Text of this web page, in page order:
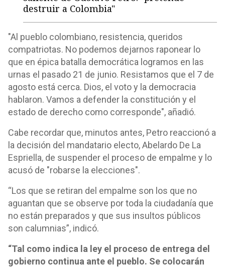
destruir a Colombia"
"Al pueblo colombiano, resistencia, queridos
compatriotas. No podemos dejarnos raponear lo
que en épica batalla democrática logramos en las
urnas el pasado 21 de junio. Resistamos que el 7 de
agosto está cerca. Dios, el voto y la democracia
hablaron. Vamos a defender la constitución y el
estado de derecho como corresponde", añadió.
Cabe recordar que, minutos antes, Petro reaccionó a
la decisión del mandatario electo, Abelardo De La
Espriella, de suspender el proceso de empalme y lo
acusó de "robarse la elecciones".
“Los que se retiran del empalme son los que no
aguantan que se observe por toda la ciudadanía que
no están preparados y que sus insultos públicos
son calumnias”, indicó.
“Tal como indica la ley el proceso de entrega del
gobierno continua ante el pueblo. Se colocarán